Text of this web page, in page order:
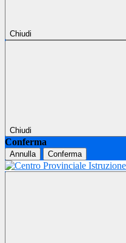
Chiudi
Chiudi
Conferma
Annulla Conferma